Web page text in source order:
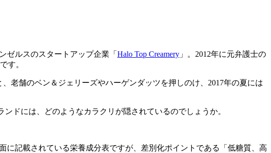
ゼルスのスタートアップ企業「 Halo Top Creamery 」。2012年に元弁護士の
す。
、老舗のベン＆ジェリーズやハーゲンダッツを押しのけ、2017年の夏には
ドには、どのようなカラクリが隠されているのでしょうか。
記載されている栄養成分表ですが、差別化ポイントである「低糖質、高